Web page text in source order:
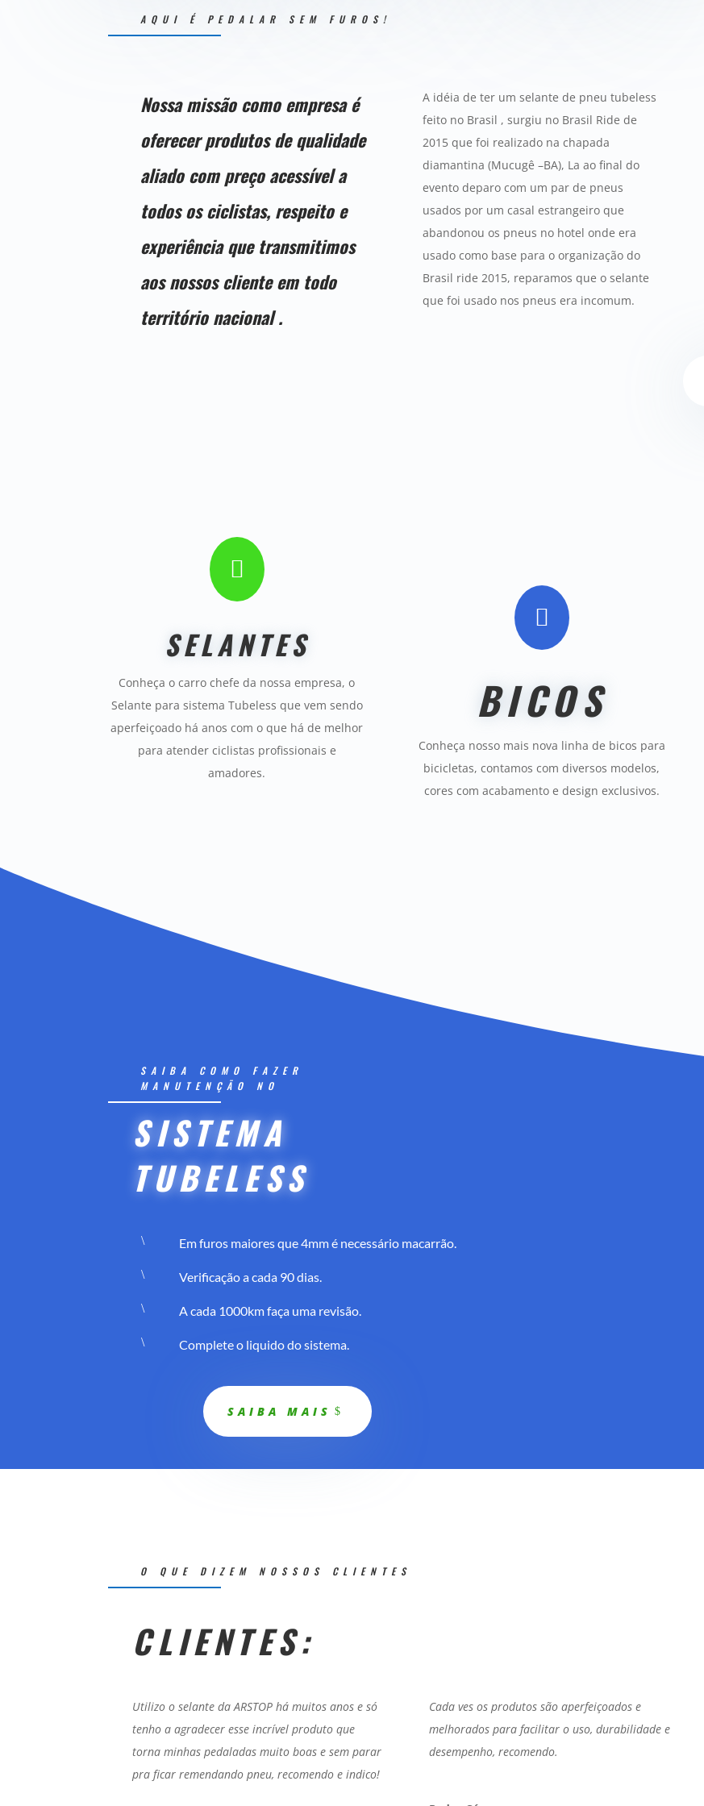
AQUI É PEDALAR SEM FUROS!
Nossa missão como empresa é
oferecer produtos de qualidade
aliado com preço acessível a
todos os ciclistas, respeito e
experiência que transmitimos
aos nossos cliente em todo
território nacional .
A idéia de ter um selante de pneu tubeless
feito no Brasil , surgiu no Brasil Ride de
2015 que foi realizado na chapada
diamantina (Mucugê –BA), La ao final do
evento deparo com um par de pneus
usados por um casal estrangeiro que
abandonou os pneus no hotel onde era
usado como base para o organização do
Brasil ride 2015, reparamos que o selante
que foi usado nos pneus era incomum.

SELANTES
Conheça o carro chefe da nossa empresa, o
Selante para sistema Tubeless que vem sendo
aperfeiçoado há anos com o que há de melhor
para atender ciclistas profissionais e
amadores.

BICOS
Conheça nosso mais nova linha de bicos para
bicicletas, contamos com diversos modelos,
cores com acabamento e design exclusivos.
SAIBA COMO FAZER
MANUTENÇÃO NO
SISTEMA
TUBELESS
\ Em furos maiores que 4mm é necessário macarrão.
\ Verificação a cada 90 dias.
\ A cada 1000km faça uma revisão.
\ Complete o liquido do sistema.
SAIBA MAIS
O QUE DIZEM NOSSOS CLIENTES
CLIENTES:
Utilizo o selante da ARSTOP há muitos anos e só
tenho a agradecer esse incrível produto que
torna minhas pedaladas muito boas e sem parar
pra ficar remendando pneu, recomendo e indico!
Cada ves os produtos são aperfeiçoados e
melhorados para facilitar o uso, durabilidade e
desempenho, recomendo.